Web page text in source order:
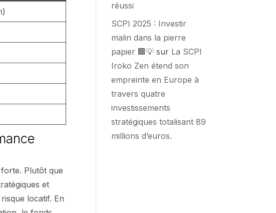
Plutôt que
et
locatif. En
réussi
SCPI 2025 : Investir
malin dans la pierre
papier 🏢💡 sur La SCPI
Iroko Zen étend son
empreinte en Europe à
travers quatre
investissements
stratégiques totalisant 89
millions d’euros.